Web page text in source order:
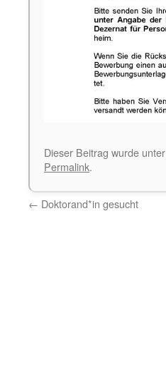
Dieser Beitrag wurde unter
Permalink.
← Doktorand*in gesucht